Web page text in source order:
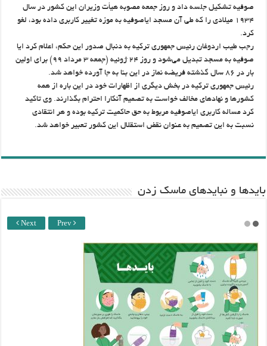
صوفیه تشکیل جلسه داد و روز جمعه مصوبه هیأت وزیران این کشور در سال
۱۹۳۴ میلادی را که طی آن مسجد ایاصوفیه به موزه تغییر کاربری داده بود، لغو
کرد.
رجب طیب اردوغان رئیس جمهوری ترکیه به دنبال صدور این حکم، اعلام کرد ایا
صوفیه به مسجد تبدیل می‌شود و روز ۲۴ ژوئیه (جمعه ۳ مرداد ۹۹) برای اولین
بار در ۸۶ سال گذشته فریضه نماز در این بنا به جا آورده خواهد شد.
رئیس‌ جمهوری ترکیه در بخش دیگری از اظهارات خود در این باره از همه
کشورها و نهادهای مخالف خواست به تصمیم آنکارا احترام بگذارند. وی تاکید
کرد مساله کاربری ایاصوفیه مربوط به حق حاکمیت ترکیه بوده و هر انتقادی
نسبت به این تصمیم به عنوان نقض استقلال این کشور تعبیر خواهد شد.
باید‌ها و نبایدهای ماسک زدن
Next Prev